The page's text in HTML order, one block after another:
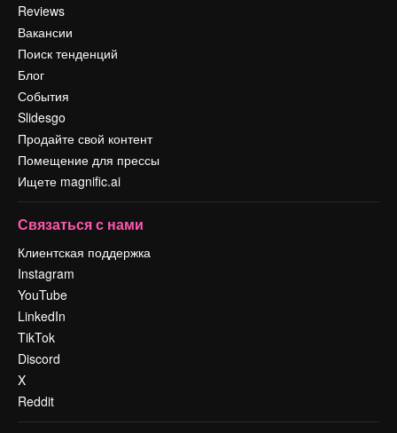
Reviews
Вакансии
Поиск тенденций
Блог
События
Slidesgo
Продайте свой контент
Помещение для прессы
Ищете magnific.ai
Связаться с нами
Клиентская поддержка
Instagram
YouTube
LinkedIn
TikTok
Discord
X
Reddit